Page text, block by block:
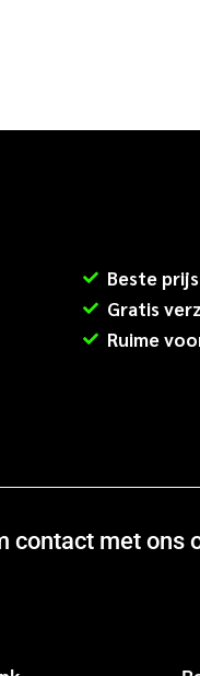
Beste
Gratis
Ruime
contact met ons